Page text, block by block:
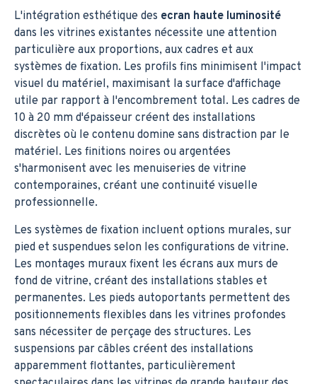
L'intégration esthétique des ecran haute luminosité
dans les vitrines existantes nécessite une attention
particulière aux proportions, aux cadres et aux
systèmes de fixation. Les profils fins minimisent l'impact
visuel du matériel, maximisant la surface d'affichage
utile par rapport à l'encombrement total. Les cadres de
10 à 20 mm d'épaisseur créent des installations
discrètes où le contenu domine sans distraction par le
matériel. Les finitions noires ou argentées
s'harmonisent avec les menuiseries de vitrine
contemporaines, créant une continuité visuelle
professionnelle.
Les systèmes de fixation incluent options murales, sur
pied et suspendues selon les configurations de vitrine.
Les montages muraux fixent les écrans aux murs de
fond de vitrine, créant des installations stables et
permanentes. Les pieds autoportants permettent des
positionnements flexibles dans les vitrines profondes
sans nécessiter de perçage des structures. Les
suspensions par câbles créent des installations
apparemment flottantes, particulièrement